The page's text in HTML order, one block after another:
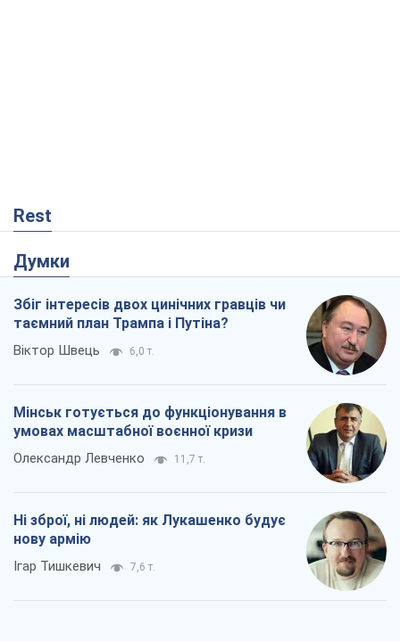
Rest
Думки
Збіг інтересів двох цинічних гравців чи
таємний план Трампа і Путіна?
Віктор Швець 6,0 т.
Мінськ готується до функціонування в
умовах масштабної воєнної кризи
Олександр Левченко 11,7 т.
Ні зброї, ні людей: як Лукашенко будує
нову армію
Ігар Тишкевич 7,6 т.